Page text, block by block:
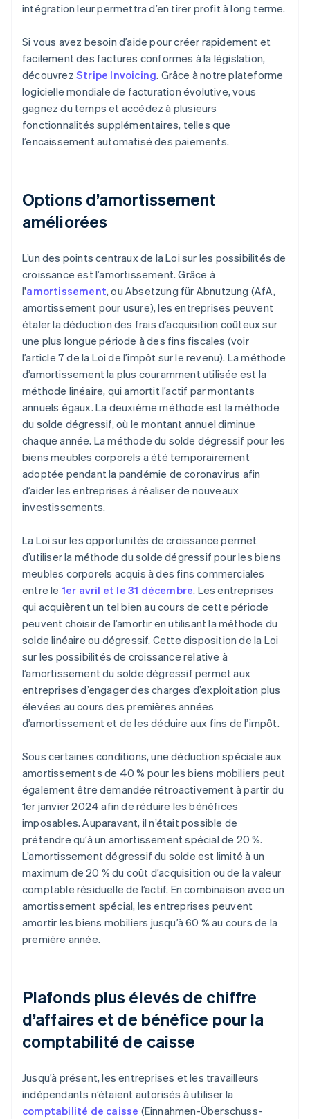
intégration leur permettra d’en tirer profit à long terme.
Si vous avez besoin d’aide pour créer rapidement et
facilement des factures conformes à la législation,
découvrez Stripe Invoicing. Grâce à notre plateforme
logicielle mondiale de facturation évolutive, vous
gagnez du temps et accédez à plusieurs
fonctionnalités supplémentaires, telles que
l’encaissement automatisé des paiements.
Options d’amortissement
améliorées
L’un des points centraux de la Loi sur les possibilités de
croissance est l’amortissement. Grâce à
l'amortissement, ou Absetzung für Abnutzung (AfA,
amortissement pour usure), les entreprises peuvent
étaler la déduction des frais d’acquisition coûteux sur
une plus longue période à des fins fiscales (voir
l’article 7 de la Loi de l’impôt sur le revenu). La méthode
d’amortissement la plus couramment utilisée est la
méthode linéaire, qui amortit l’actif par montants
annuels égaux. La deuxième méthode est la méthode
du solde dégressif, où le montant annuel diminue
chaque année. La méthode du solde dégressif pour les
biens meubles corporels a été temporairement
adoptée pendant la pandémie de coronavirus afin
d’aider les entreprises à réaliser de nouveaux
investissements.
La Loi sur les opportunités de croissance permet
d’utiliser la méthode du solde dégressif pour les biens
meubles corporels acquis à des fins commerciales
entre le 1er avril et le 31 décembre. Les entreprises
qui acquièrent un tel bien au cours de cette période
peuvent choisir de l’amortir en utilisant la méthode du
solde linéaire ou dégressif. Cette disposition de la Loi
sur les possibilités de croissance relative à
l’amortissement du solde dégressif permet aux
entreprises d’engager des charges d’exploitation plus
élevées au cours des premières années
d’amortissement et de les déduire aux fins de l’impôt.
Sous certaines conditions, une déduction spéciale aux
amortissements de 40 % pour les biens mobiliers peut
également être demandée rétroactivement à partir du
1er janvier 2024 afin de réduire les bénéfices
imposables. Auparavant, il n’était possible de
prétendre qu’à un amortissement spécial de 20 %.
L’amortissement dégressif du solde est limité à un
maximum de 20 % du coût d’acquisition ou de la valeur
comptable résiduelle de l’actif. En combinaison avec un
amortissement spécial, les entreprises peuvent
amortir les biens mobiliers jusqu’à 60 % au cours de la
première année.
Plafonds plus élevés de chiffre
d’affaires et de bénéfice pour la
comptabilité de caisse
Jusqu’à présent, les entreprises et les travailleurs
indépendants n’étaient autorisés à utiliser la
comptabilité de caisse (Einnahmen-Überschuss-